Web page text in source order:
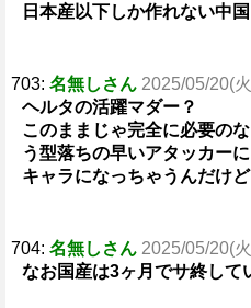
日本産以下しか作れない中国
703: 名無しさん 2025/05/20(
ヘルタの活躍マダー？
このままじゃ完全に必要の
う型落ちの早いアタッカー
キャラになっちゃうんだけど
704: 名無しさん 2025/05/20(
なお国産は3ヶ月でサ終して